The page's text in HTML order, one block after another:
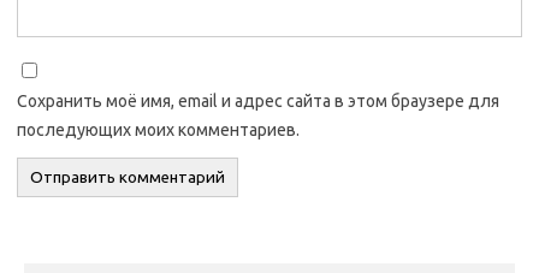
Сохранить моё имя, email и адрес сайта в этом браузере для
последующих моих комментариев.